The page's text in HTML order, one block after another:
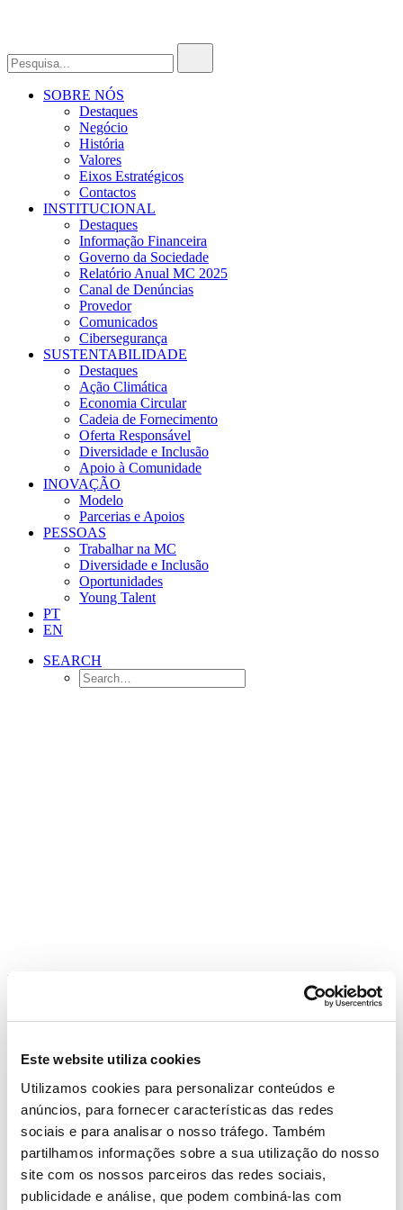
Este website utiliza cookies
Utilizamos cookies para personalizar conteúdos e
anúncios, para fornecer características das redes
sociais e para analisar o nosso tráfego. Também
partilhamos informações sobre a sua utilização do nosso
site com os nossos parceiros das redes sociais,
publicidade e análise, que podem combiná-las com
SOBRE NÓS
Destaques
Negócio
História
Valores
Eixos Estratégicos
Contactos
INSTITUCIONAL
Destaques
Informação Financeira
Governo da Sociedade
Relatório Anual MC 2025
Canal de Denúncias
Provedor
Comunicados
Cibersegurança
SUSTENTABILIDADE
Destaques
Ação Climática
Economia Circular
Cadeia de Fornecimento
Oferta Responsável
Diversidade e Inclusão
Apoio à Comunidade
INOVAÇÃO
Modelo
Parcerias e Apoios
PESSOAS
Trabalhar na MC
Diversidade e Inclusão
Oportunidades
Young Talent
PT
EN
SEARCH
Notícias
14 Fevereiro 2018
Tags
Dia#Lojas
Lisboetas contam com o Continente Bom